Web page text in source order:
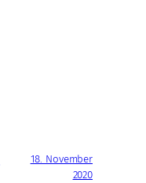
18. November
2020